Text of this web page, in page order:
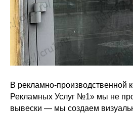
В рекламно-производственной
Рекламных Услуг №1» мы не
вывески — мы создаем